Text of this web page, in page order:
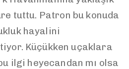
tuttu. Patron bu konuda
hayalini
Küçükken uçaklara
ilgi heyecandan mı olsa